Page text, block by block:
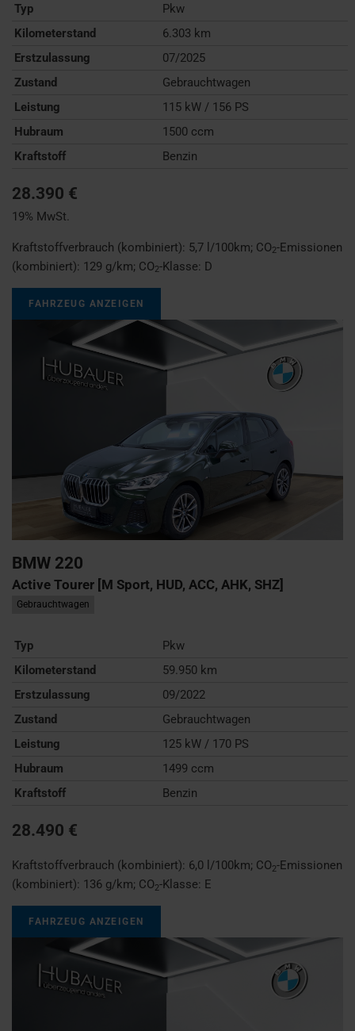
Typ
Pkw
Kilometerstand
6.303 km
Erstzulassung
07/2025
Zustand
Gebrauchtwagen
Leistung
115 kW / 156 PS
Hubraum
1500 ccm
Kraftstoff
Benzin
28.390 €
19% MwSt.
Kraftstoffverbrauch (kombiniert): 5,7 l/100km; CO2-Emissionen
(kombiniert): 129 g/km; CO2-Klasse: D
FAHRZEUG ANZEIGEN
BMW 220
Active Tourer [M Sport, HUD, ACC, AHK, SHZ]
Gebrauchtwagen
Typ
Pkw
Kilometerstand
59.950 km
Erstzulassung
09/2022
Zustand
Gebrauchtwagen
Leistung
125 kW / 170 PS
Hubraum
1499 ccm
Kraftstoff
Benzin
28.490 €
Kraftstoffverbrauch (kombiniert): 6,0 l/100km; CO2-Emissionen
(kombiniert): 136 g/km; CO2-Klasse: E
FAHRZEUG ANZEIGEN